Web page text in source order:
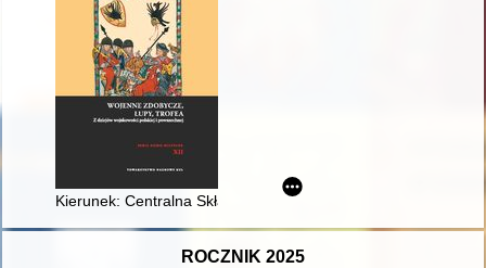
Kierunek: Centralna Składnica Uzbrojenia nr 2 w Stawach :
ROCZNIK 2025